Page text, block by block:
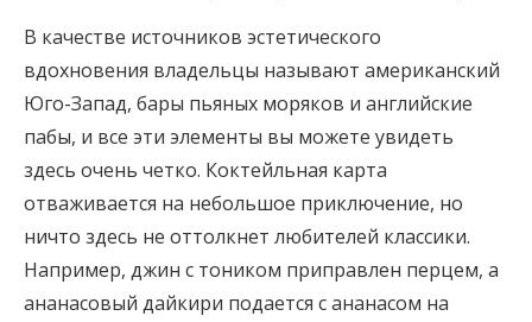
В качестве источников эстетического
вдохновения владельцы называют американский
Юго-Запад, бары пьяных моряков и английские
пабы, и все эти элементы вы можете увидеть
здесь очень четко. Коктейльная карта
отваживается на небольшое приключение, но
ничто здесь не оттолкнет любителей классики.
Например, джин с тоником приправлен перцем, а
ананасовый дайкири подается с ананасом на